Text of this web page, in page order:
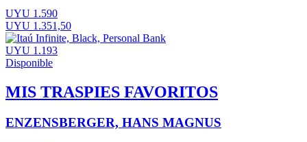
UYU 1.590
UYU 1.351,50
UYU 1.193
Disponible
MIS TRASPIES FAVORITOS
ENZENSBERGER, HANS MAGNUS